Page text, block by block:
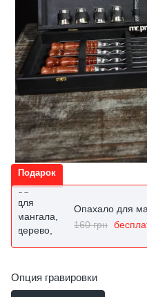
Подарок
Опахало для
160 грн
Опция гравировки